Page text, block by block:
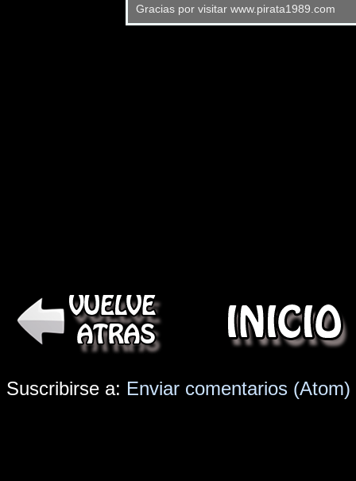
Gracias por visitar www.pirata1989.com
Suscribirse a: Enviar comentarios (Atom)